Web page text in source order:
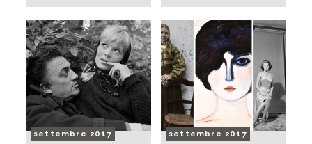
settembre 2017 settembre 2017